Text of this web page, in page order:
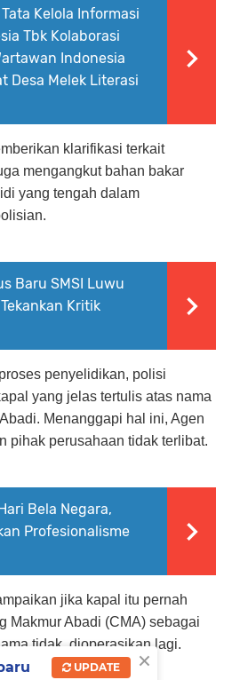
Kelola Informasi
Tbk Kolaborasi
Indonesia
Desa Melek Literasi
klarifikasi terkait
mengangkut bahan bakar
yang tengah dalam
Baru SMSI Luwu
Kritik
penyelidikan, polisi
yang jelas tertulis atas nama
Menanggapi hal ini, Agen
pihak perusahaan tidak terlibat.
Bela Negara,
Profesionalisme
jika kapal itu pernah
Makmur Abadi (CMA) sebagai
tidak dioperasikan lagi.
×
UPDATE